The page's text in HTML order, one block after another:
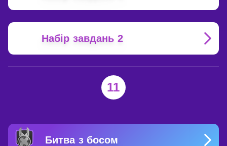
Набір завдань 2
11
Битва з босом